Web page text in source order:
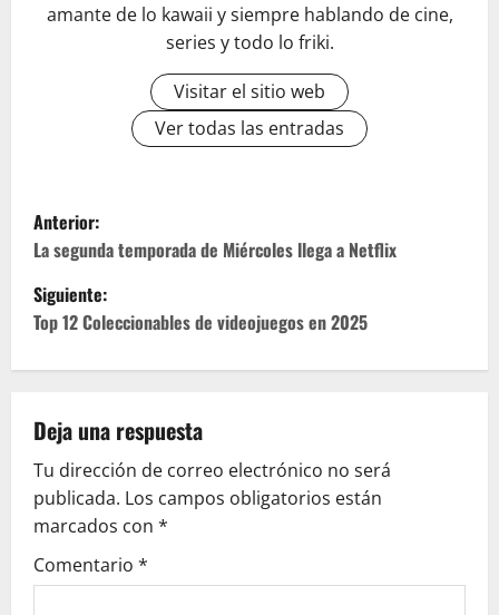
amante de lo kawaii y siempre hablando de cine,
series y todo lo friki.
Visitar el sitio web
Ver todas las entradas
N
a
v
a
c
i
ó
Anterior:
La segunda temporada de Miércoles llega a Netflix
Siguiente:
Top 12 Coleccionables de videojuegos en 2025
Deja una respuesta
Tu dirección de correo electrónico no será
publicada. Los campos obligatorios están
marcados con *
Comentario *